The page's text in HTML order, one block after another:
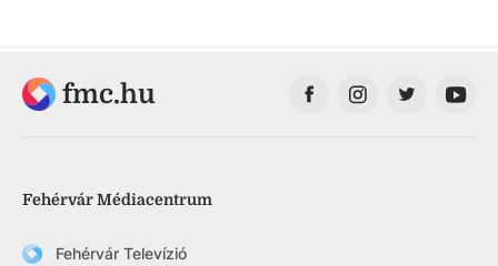
fmc.hu
Fehérvár Médiacentrum
Fehérvár Televízió